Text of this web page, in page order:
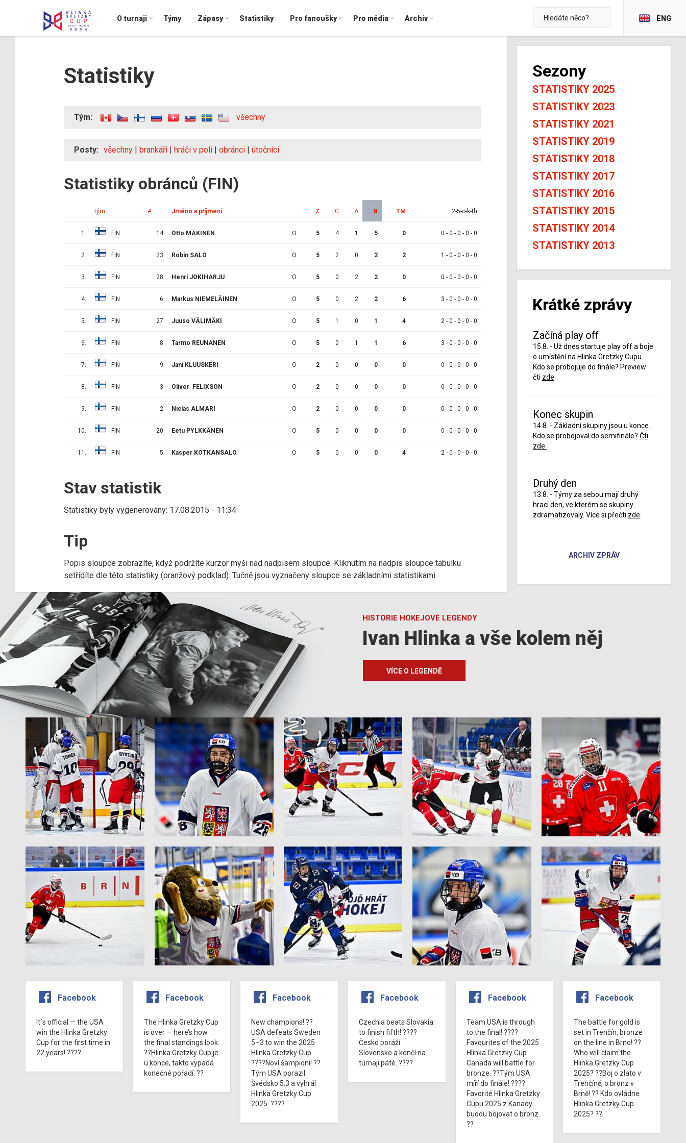
O turnaji Týmy Zápasy Statistiky Pro fanoušky Pro média Archiv ENG
Statistiky
Tým: všechny
Posty: všechny | brankáři | hráči v poli | obránci | útočníci
Statistiky obránců (FIN)
tým # Jméno a příjmení Z G A B TM 2-5-o-k-th
1. FIN 14 Otto MÄKINEN O 5 4 1 5 0 0 - 0 - 0 - 0 - 0
2. FIN 23 Robin SALO O 5 2 0 2 2 1 - 0 - 0 - 0 - 0
3. FIN 28 Henri JOKIHARJU O 5 0 2 2 0 0 - 0 - 0 - 0 - 0
4. FIN 6 Markus NIEMELÄINEN O 5 0 2 2 6 3 - 0 - 0 - 0 - 0
5. FIN 27 Juuso VÄLIMÄKI O 5 1 0 1 4 2 - 0 - 0 - 0 - 0
6. FIN 8 Tarmo REUNANEN O 5 0 1 1 6 3 - 0 - 0 - 0 - 0
7. FIN 9 Jani KLUUSKERI O 2 0 0 0 0 0 - 0 - 0 - 0 - 0
8. FIN 3 Oliver FELIXSON O 2 0 0 0 0 0 - 0 - 0 - 0 - 0
9. FIN 2 Niclas ALMARI O 2 0 0 0 0 0 - 0 - 0 - 0 - 0
10. FIN 20 Eetu PYLKKÄNEN O 5 0 0 0 0 0 - 0 - 0 - 0 - 0
11. FIN 5 Kasper KOTKANSALO O 5 0 0 0 4 2 - 0 - 0 - 0 - 0
Stav statistik
Statistiky byly vygenerovány: 17.08.2015 - 11:34
Tip
Popis sloupce zobrazíte, když podržíte kurzor myši nad nadpisem sloupce. Kliknutím na nadpis sloupce tabulku
setřídíte dle této statistiky (oranžový podklad). Tučně jsou vyznačeny sloupce se základními statistikami.
Sezony
STATISTIKY 2025
STATISTIKY 2023
STATISTIKY 2021
STATISTIKY 2019
STATISTIKY 2018
STATISTIKY 2017
STATISTIKY 2016
STATISTIKY 2015
STATISTIKY 2014
STATISTIKY 2013
Krátké zprávy
Začíná play off
15.8. - Už dnes startuje play off a boje
o umístění na Hlinka Gretzky Cupu.
Kdo se probojuje do finále? Preview
čti zde
Konec skupin
14.8. - Základní skupiny jsou u konce.
Kdo se probojoval do semifinále? Čti
zde.
Druhý den
13.8. - Týmy za sebou mají druhý
hrací den, ve kterém se skupiny
zdramatizovaly. Více si přečti zde
ARCHIV ZPRÁV
HISTORIE HOKEJOVÉ LEGENDY
Ivan Hlinka a vše kolem něj
VÍCE O LEGENDĚ
Facebook
It´s official — the USA
win the Hlinka Gretzky
Cup for the first time in
22 years! ????
Facebook
The Hlinka Gretzky Cup
is over — here’s how
the final standings look.
??Hlinka Gretzky Cup je
u konce, takto vypadá
konečné pořadí. ??
Facebook
New champions! ??
USA defeats Sweden
5–3 to win the 2025
Hlinka Gretzky Cup.
????Noví šampioni! ??
Tým USA porazil
Švédsko 5:3 a vyhrál
Hlinka Gretzky Cup
2025. ????
Facebook
Czechia beats Slovakia
to finish fifth! ????
Česko poráží
Slovensko a končí na
turnaji páté. ????
Facebook
Team USA is through
to the final! ????
Favourites of the 2025
Hlinka Gretzky Cup
Canada will battle for
bronze. ??Tým USA
míří do finále! ????
Favorité Hlinka Gretzky
Cupu 2025 z Kanady
budou bojovat o bronz.
??
Facebook
The battle for gold is
set in Trenčín, bronze
on the line in Brno! ??
Who will claim the
Hlinka Gretzky Cup
2025? ??Boj o zlato v
Trenčíně, o bronz v
Brně! ?? Kdo ovládne
Hlinka Gretzky Cup
2025? ??